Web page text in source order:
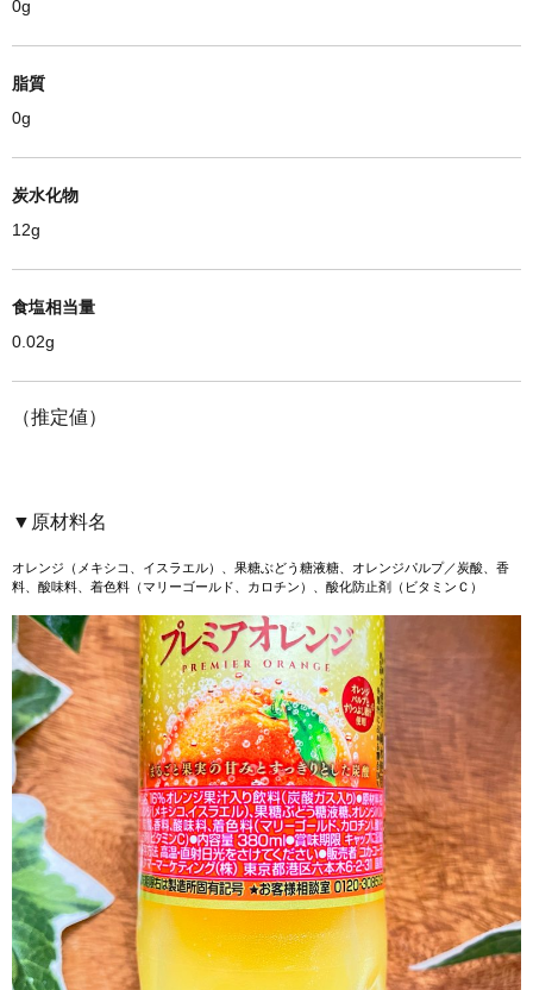
0g
脂質
0g
炭水化物
12g
食塩相当量
0.02g
（推定値）
▼原材料名
オレンジ（メキシコ、イスラエル）、果糖ぶどう糖液糖、オレンジパルプ／炭酸、香
料、酸味料、着色料（マリーゴールド、カロチン）、酸化防止剤（ビタミンＣ）